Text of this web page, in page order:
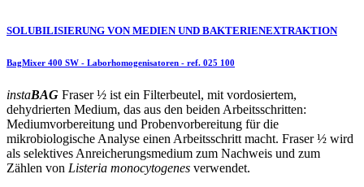
SOLUBILISIERUNG VON MEDIEN UND BAKTERIENEXTRAKTION
BagMixer 400 SW - Laborhomogenisatoren - ref. 025 100
instaBAG Fraser ½ ist ein Filterbeutel, mit vordosiertem,
dehydrierten Medium, das aus den beiden Arbeitsschritten:
Mediumvorbereitung und Probenvorbereitung für die
mikrobiologische Analyse einen Arbeitsschritt macht. Fraser ½ wird
als selektives Anreicherungsmedium zum Nachweis und zum
Zählen von Listeria monocytogenes verwendet.